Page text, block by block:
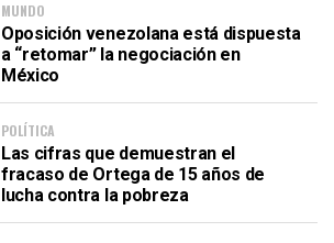
MUNDO
Oposición venezolana está dispuesta
a “retomar” la negociación en
México
POLÍTICA
Las cifras que demuestran el
fracaso de Ortega de 15 años de
lucha contra la pobreza